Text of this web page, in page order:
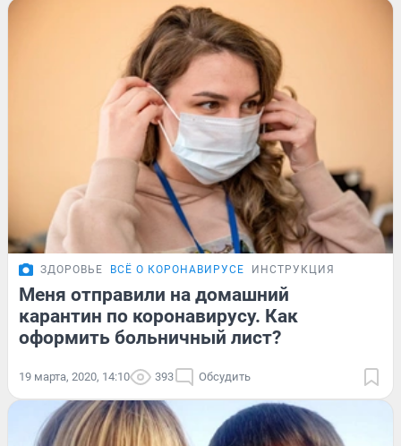
ЗДОРОВЬЕ ВСЁ О КОРОНАВИРУСЕ ИНСТРУКЦИЯ
Меня отправили на домашний
карантин по коронавирусу. Как
оформить больничный лист?
19 марта, 2020, 14:10 393 Обсудить